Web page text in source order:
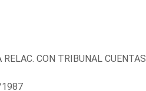
CON TRIBUNAL CUENTAS
1987